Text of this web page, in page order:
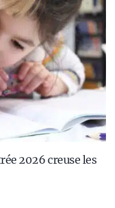
2026 creuse les